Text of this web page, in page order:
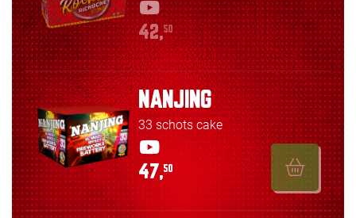
42,50
NANJING
33 schots cake
47,50